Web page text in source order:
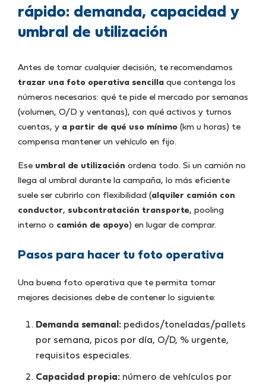
rápido: demanda, capacidad y
umbral de utilización
Antes de tomar cualquier decisión, te recomendamos
trazar una foto operativa sencilla que contenga los
números necesarios: qué te pide el mercado por semanas
(volumen, O/D y ventanas), con qué activos y turnos
cuentas, y a partir de qué uso mínimo (km u horas) te
compensa mantener un vehículo en fijo.
Ese umbral de utilización ordena todo. Si un camión no
llega al umbral durante la campaña, lo más eficiente
suele ser cubrirlo con flexibilidad (alquiler camión con
conductor, subcontratación transporte, pooling
interno o camión de apoyo) en lugar de comprar.
Pasos para hacer tu foto operativa
Una buena foto operativa que te permita tomar
mejores decisiones debe de contener lo siguiente:
Demanda semanal: pedidos/toneladas/pallets
por semana, picos por día, O/D, % urgente,
requisitos especiales.
Capacidad propia: número de vehículos por